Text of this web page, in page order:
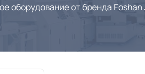
оборудование от бренда